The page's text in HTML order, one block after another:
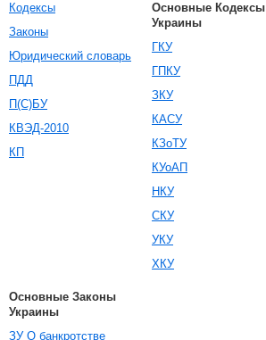
Кодексы
Законы
Юридический словарь
ПДД
П(С)БУ
КВЭД-2010
КП
Основные Кодексы
Украины
ГКУ
ГПКУ
ЗКУ
КАСУ
КЗоТУ
КУоАП
НКУ
СКУ
УКУ
ХКУ
Основные Законы
Украины
ЗУ О банкротстве